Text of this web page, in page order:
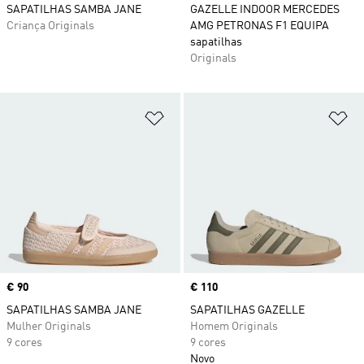
SAPATILHAS SAMBA JANE
Criança Originals
GAZELLE INDOOR MERCEDES
AMG PETRONAS F1 EQUIPA
sapatilhas
Originals
Price
€ 90
SAPATILHAS SAMBA JANE
Mulher Originals
9 cores
Price
€ 110
SAPATILHAS GAZELLE
Homem Originals
9 cores
Novo